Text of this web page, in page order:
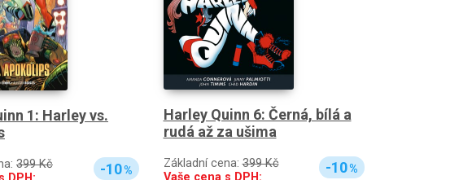
1: Harley vs.
399 Kč
-10%
Harley Quinn 6: Černá, bílá a
rudá až za ušima
Základní cena:399 Kč
Vaše cena s DPH:
-10%